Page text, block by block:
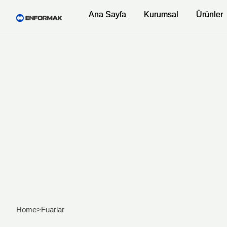
Ana Sayfa Kurumsal Ürünler
Ana Sayfa Kurumsal Ürünler
Home>Fuarlar